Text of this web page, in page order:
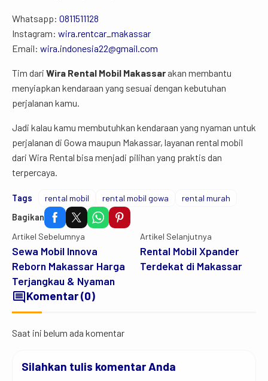
Whatsapp: 0811511128
Instagram: wira.rentcar_makassar
Email: wira.indonesia22@gmail.com
Tim dari Wira Rental Mobil Makassar akan membantu
menyiapkan kendaraan yang sesuai dengan kebutuhan
perjalanan kamu.
Jadi kalau kamu membutuhkan kendaraan yang nyaman untuk
perjalanan di Gowa maupun Makassar, layanan rental mobil
dari Wira Rental bisa menjadi pilihan yang praktis dan
terpercaya.
Tags rental mobil rental mobil gowa
rental murah
Bagikan
Artikel Sebelumnya
Sewa Mobil Innova
Reborn Makassar Harga
Terjangkau & Nyaman
Artikel Selanjutnya
Rental Mobil Xpander
Terdekat di Makassar
commentKomentar (0)
Saat ini belum ada komentar
Silahkan tulis komentar Anda